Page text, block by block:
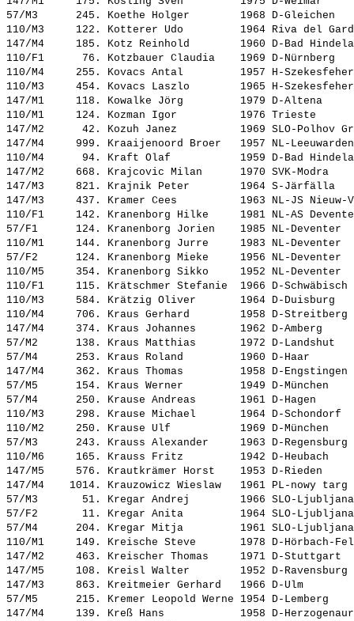
57/M3      245. Koethe Holger
1968 D-
110/M3     122. Kotterer Udo
1964 Riva del
147/M4     185. Kotz Reinhold
1960 D-Bad
110/F1      76. Kotzbauer Claudia
1969 D-
110/M4     255. Kovacs Antal
1957 H-
110/M3     454. Kovacs Laszlo
1965 H-
147/M1     118. Kowalke Jörg
1979 D-Altena
110/M1     124. Kozman Igor
1976 Trieste
147/M2      42. Kozuh Janez
1969 SLO-
147/M4     999. Kraaijenoord Broer
1957 NL-
110/M4      94. Kraft Olaf
1959 D-Bad
147/M2     668. Krajcovic Milan
1970 SVK-
147/M3     821. Krajnik Peter
1964 S-Järfälla
147/M3     437. Kramer Cees
1963 NL-JS
110/F1     142. Kranenborg Hilke
1981 NL-AS
57/F1      124. Kranenborg Jorien
1985 NL-
110/M1     144. Kranenborg Jurre
1983 NL-
57/F2      124. Kranenborg Mieke
1956 NL-
110/M5     354. Kranenborg Sikko
1952 NL-
110/F1     115. Krätschmer Stefanie
1966 D-
110/M3     584. Krätzig Oliver
1964 D-
110/M4     706. Kraus Gerhard
1958 D-
147/M4     374. Kraus Johannes
1962 D-
57/M2      138. Kraus Matthias
1972 D-
57/M4      253. Kraus Roland
1960 D-Haar
147/M4     362. Kraus Thomas
1958 D-
57/M5      154. Kraus Werner
1949 D-
57/M4      250. Krause Andreas
1961 D-Hagen
110/M3     298. Krause Michael
1964 D-
110/M2     250. Krause Ulf
1969 D-
57/M3      243. Krauss Alexander
1963 D-
110/M6     165. Krauss Fritz
1942 D-
147/M5     576. Krautkrämer Horst
1953 D-Rieden
147/M4    1014. Krauzowicz Wieslaw
1961 PL-nowy
57/M3       51. Kregar Andrej
1966 SLO-
57/F2       11. Kregar Anita
1964 SLO-
57/M4      204. Kregar Mitja
1961 SLO-
110/M1     149. Kreische Steve
1978 D-
147/M2     463. Kreischer Thomas
1971 D-
147/M5     108. Kreisl Walter
1952 D-
147/M3     863. Kreitmeier Gerhard
1966 D-Ulm
57/M5      215. Kremer Leopold Werne 1954 D-
147/M4     139. Kreß Hans
1958 D-